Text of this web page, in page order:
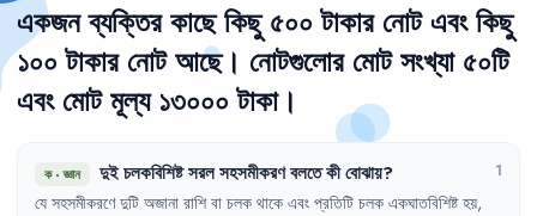
একজন ব্যক্তির কাছে কিছু ৫০০ টাকার নোট এবং কিছু
১০০ টাকার নোট আছে। নোটগুলোর মোট সংখ্যা ৫০টি
এবং মোট মূল্য ১৩০০০ টাকা।
ক·জ্ঞান দুইচলকবিশিষ্টসরলসহসমীকরণবলতেকীবোঝায়? 1
যে সহসমীকরণে দুটি অজানা রাশি বা চলক থাকে এবং প্রতিটি চলক একঘাতবিশিষ্ট হয়,